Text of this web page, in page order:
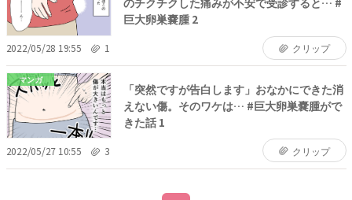
巨大卵巣嚢腫 2
2022/05/28 19:55 1 クリップ
マンガ
「突然ですが告白します」おなかにできた消
えない傷。そのワケは… #巨大卵巣嚢腫がで
きた話 1
2022/05/27 10:55 3 クリップ